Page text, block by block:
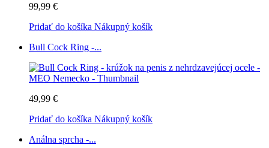
99,99 €
Pridať do košíka Nákupný košík
Bull Cock Ring -...
49,99 €
Pridať do košíka Nákupný košík
Análna sprcha -...